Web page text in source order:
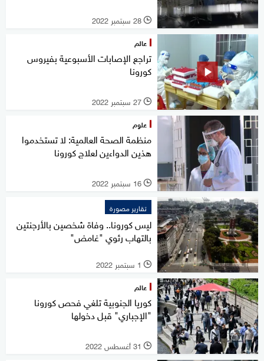
l 28 سبتمبر 2022
عالم
تراجع الإصابات الأسبوعية بفيروس
كورونا
l 27 سبتمبر 2022
علوم
منظمة الصحة العالمية: لا تستخدموا
هذين الدواءين لعلاج كورونا
l 16 سبتمبر 2022
تقارير مصورة
ليس كورونا.. وفاة شخصين بالأرجنتين
بالتهاب رئوي "غامض"
l 1 سبتمبر 2022
عالم
كوريا الجنوبية تلغي فحص كورونا
"الإجباري" قبل دخولها
l 31 أغسطس 2022